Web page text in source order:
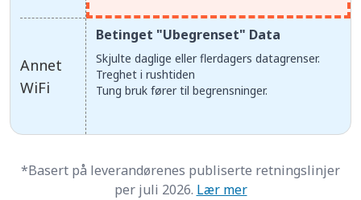
Annet
WiFi
Betinget "Ubegrenset" Data
Skjulte daglige eller flerdagers datagrenser.
Treghet i rushtiden
Tung bruk fører til begrensninger.
*Basert på leverandørenes publiserte retningslinjer
per juli 2026. Lær mer